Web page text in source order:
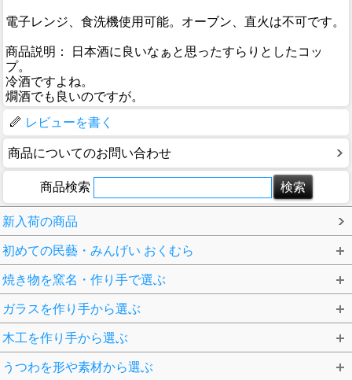
電子レンジ、食洗機使用可能。オーブン、直火は不可です。
商品説明： 日本酒に良いなぁと思ったすらりとしたコッ
プ。
冷酒ですよね。
燗酒でも良いのですが。
レビューを書く
商品についてのお問い合わせ
商品検索
新入荷の商品
初めての民藝・みんげい おくむら
焼き物を窯名・作り手で選ぶ
ガラスを作り手から選ぶ
木工を作り手から選ぶ
うつわを形や素材から選ぶ